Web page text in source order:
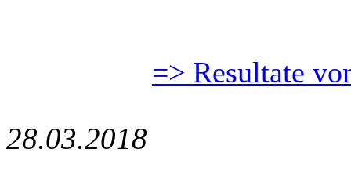
=> Resultate
28.03.2018